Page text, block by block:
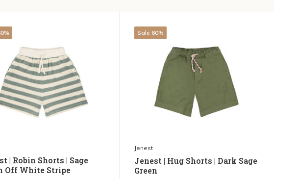
| Robin Shorts | Sage
Off White Stripe
Sale 60%
Jenest
Jenest | Hug Shorts | Dark Sage
Green